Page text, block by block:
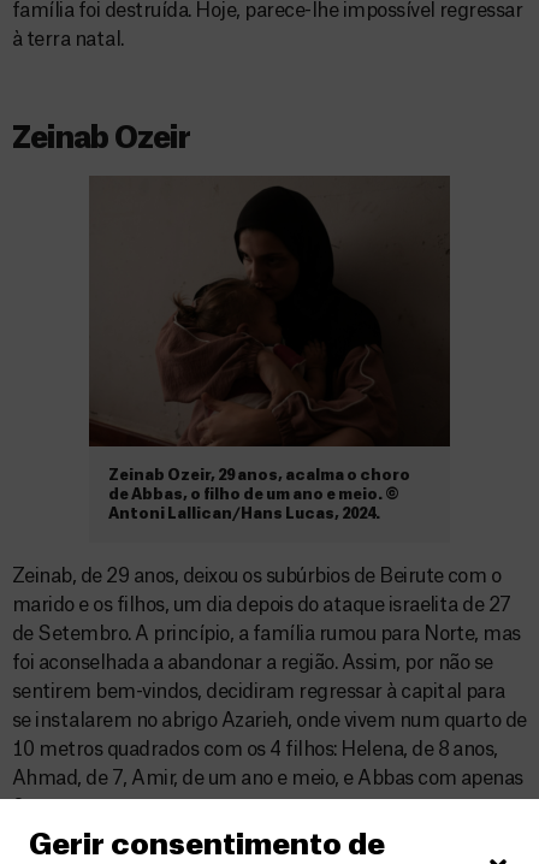
Gerir consentimento de
família foi destruída. Hoje, parece-lhe impossível regressar
à terra natal.
Zeinab Ozeir
Zeinab Ozeir, 29 anos, acalma o choro
de Abbas, o filho de um ano e meio. ©
Antoni Lallican/Hans Lucas, 2024.
Zeinab, de 29 anos, deixou os subúrbios de Beirute com o
marido e os filhos, um dia depois do ataque israelita de 27
de Setembro. A princípio, a família rumou para Norte, mas
foi aconselhada a abandonar a região. Assim, por não se
sentirem bem-vindos, decidiram regressar à capital para
se instalarem no abrigo Azarieh, onde vivem num quarto de
10 metros quadrados com os 4 filhos: Helena, de 8 anos,
Ahmad, de 7, Amir, de um ano e meio, e Abbas com apenas
Zeinab descreve a esmagadora sensação de